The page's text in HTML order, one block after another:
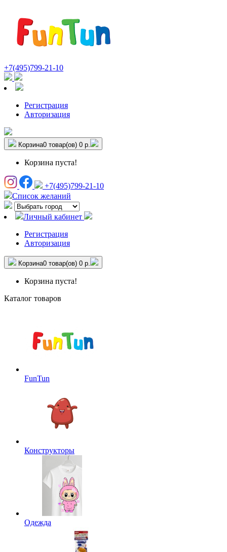
+7(495)799-21-10
Регистрация
Авторизация
Корзина0 товар(ов) 0 р.
Корзина пуста!
+7(495)799-21-10
Список желаний
Личный кабинет
Регистрация
Авторизация
Корзина0 товар(ов) 0 р.
Корзина пуста!
Каталог товаров
FunTun
Конструкторы
Одежда